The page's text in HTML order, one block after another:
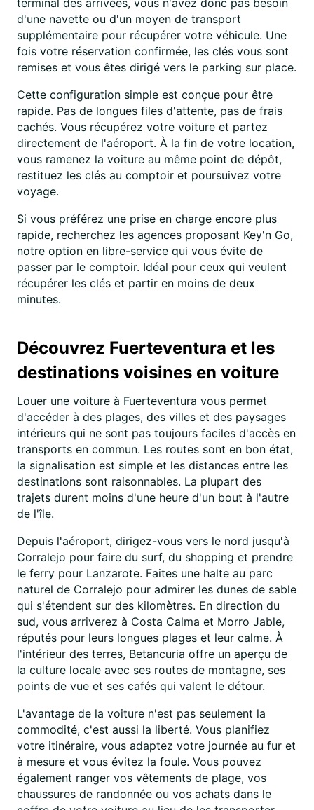
terminal des arrivées, vous n'avez donc pas besoin
d'une navette ou d'un moyen de transport
supplémentaire pour récupérer votre véhicule. Une
fois votre réservation confirmée, les clés vous sont
remises et vous êtes dirigé vers le parking sur place.
Cette configuration simple est conçue pour être
rapide. Pas de longues files d'attente, pas de frais
cachés. Vous récupérez votre voiture et partez
directement de l'aéroport. À la fin de votre location,
vous ramenez la voiture au même point de dépôt,
restituez les clés au comptoir et poursuivez votre
voyage.
Si vous préférez une prise en charge encore plus
rapide, recherchez les agences proposant Key'n Go,
notre option en libre-service qui vous évite de
passer par le comptoir. Idéal pour ceux qui veulent
récupérer les clés et partir en moins de deux
minutes.
Découvrez Fuerteventura et les
destinations voisines en voiture
Louer une voiture à Fuerteventura vous permet
d'accéder à des plages, des villes et des paysages
intérieurs qui ne sont pas toujours faciles d'accès en
transports en commun. Les routes sont en bon état,
la signalisation est simple et les distances entre les
destinations sont raisonnables. La plupart des
trajets durent moins d'une heure d'un bout à l'autre
de l'île.
Depuis l'aéroport, dirigez-vous vers le nord jusqu'à
Corralejo pour faire du surf, du shopping et prendre
le ferry pour Lanzarote. Faites une halte au parc
naturel de Corralejo pour admirer les dunes de sable
qui s'étendent sur des kilomètres. En direction du
sud, vous arriverez à Costa Calma et Morro Jable,
réputés pour leurs longues plages et leur calme. À
l'intérieur des terres, Betancuria offre un aperçu de
la culture locale avec ses routes de montagne, ses
points de vue et ses cafés qui valent le détour.
L'avantage de la voiture n'est pas seulement la
commodité, c'est aussi la liberté. Vous planifiez
votre itinéraire, vous adaptez votre journée au fur et
à mesure et vous évitez la foule. Vous pouvez
également ranger vos vêtements de plage, vos
chaussures de randonnée ou vos achats dans le